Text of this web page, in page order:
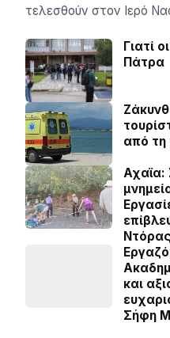
τελεσθούν στον Ιερό
Γιατί
Πάτρα
από
Αχαϊα:
και
Σήφη